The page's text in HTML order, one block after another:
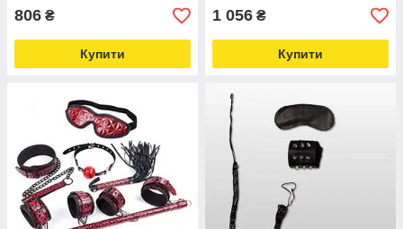
806 ₴
Купити
1 056 ₴
Купити